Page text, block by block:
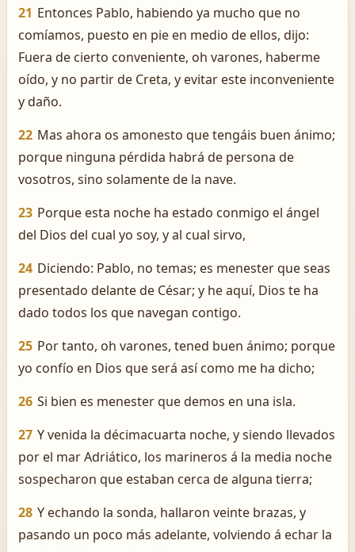
21 Entonces Pablo, habiendo ya mucho que no
comíamos, puesto en pie en medio de ellos, dijo:
Fuera de cierto conveniente, oh varones, haberme
oído, y no partir de Creta, y evitar este inconveniente
y daño.
22 Mas ahora os amonesto que tengáis buen ánimo;
porque ninguna pérdida habrá de persona de
vosotros, sino solamente de la nave.
23 Porque esta noche ha estado conmigo el ángel
del Dios del cual yo soy, y al cual sirvo,
24 Diciendo: Pablo, no temas; es menester que seas
presentado delante de César; y he aquí, Dios te ha
dado todos los que navegan contigo.
25 Por tanto, oh varones, tened buen ánimo; porque
yo confío en Dios que será así como me ha dicho;
26 Si bien es menester que demos en una isla.
27 Y venida la décimacuarta noche, y siendo llevados
por el mar Adriático, los marineros á la media noche
sospecharon que estaban cerca de alguna tierra;
28 Y echando la sonda, hallaron veinte brazas, y
pasando un poco más adelante, volviendo á echar la